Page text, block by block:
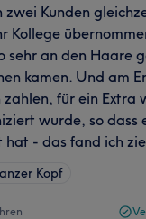
zwei Kunden
Kollege
sehr an den Haare
kamen. Und am
für ein Extra
wurde, so dass
hat - das fand ich
Kopf